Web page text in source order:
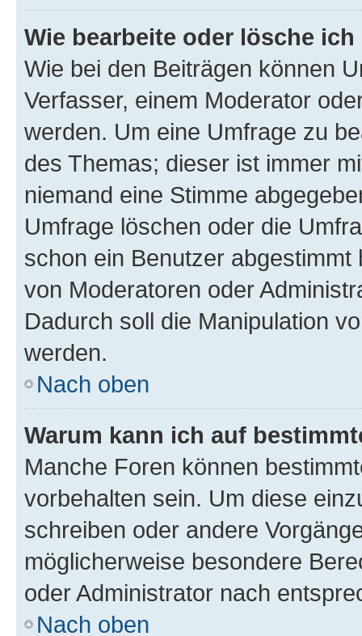
Wie bearbeite oder lösche
Wie bei den Beiträgen können
Verfasser, einem Moderator
werden. Um eine Umfrage zu
des Themas; dieser ist immer
niemand eine Stimme
Umfrage löschen oder die
schon ein Benutzer
von Moderatoren oder
Dadurch soll die Manipulation
werden.
Nach oben
Warum kann ich auf
Manche Foren können
vorbehalten sein. Um diese
schreiben oder andere
möglicherweise besondere
oder Administrator nach
Nach oben